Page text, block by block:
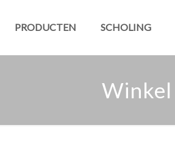
PRODUCTEN SCHOLING
Winkel